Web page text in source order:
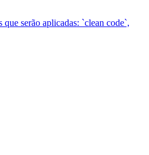
serão aplicadas: `clean code`,